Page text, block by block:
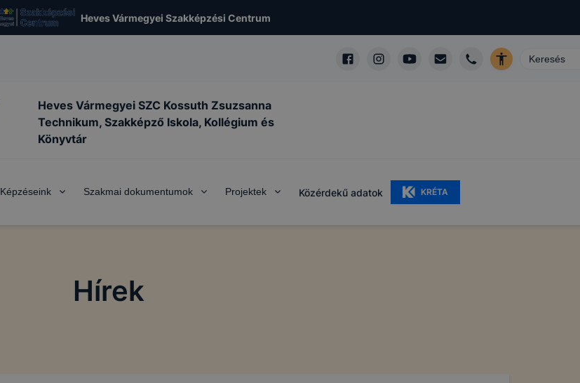
Heves Vármegyei Szakképzési Centrum
Heves Vármegyei SZC Kossuth Zsuzsanna
Technikum, Szakképző Iskola, Kollégium és
Könyvtár
Képzéseink Szakmai dokumentumok Projektek Közérdekű adatok KRÉTA
Hírek